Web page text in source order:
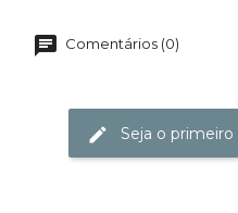
Comentários (0)
Seja o